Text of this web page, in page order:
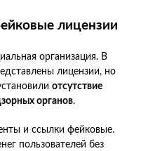
лицензии
организация. В
лицензии, но
отсутствие
органов.
и ссылки фейковые.
пользователей без